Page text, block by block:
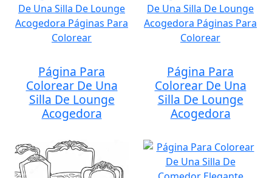
Página Para
Colorear De Una
Silla De Lounge
Acogedora
Página Para
Colorear De Una
Silla De Lounge
Acogedora